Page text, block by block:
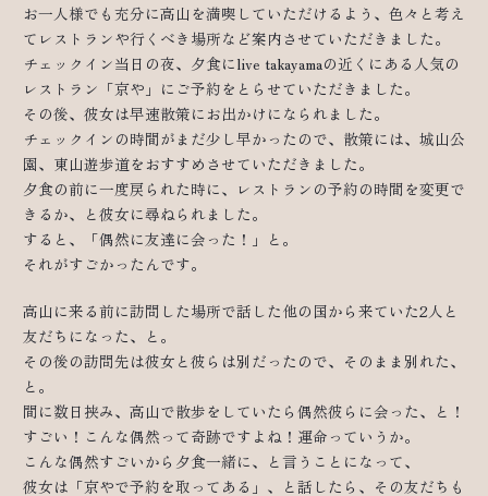
お一人様でも充分に高山を満喫していただけるよう、色々と考え
てレストランや行くべき場所など案内させていただきました。
チェックイン当日の夜、夕食にlive takayamaの近くにある人気の
レストラン「京や」にご予約をとらせていただきました。
その後、彼女は早速散策にお出かけになられました。
チェックインの時間がまだ少し早かったので、散策には、城山公
園、東山遊歩道をおすすめさせていただきました。
夕食の前に一度戻られた時に、レストランの予約の時間を変更で
きるか、と彼女に尋ねられました。
すると、「偶然に友達に会った！」と。
それがすごかったんです。
高山に来る前に訪問した場所で話した他の国から来ていた2人と
友だちになった、と。
その後の訪問先は彼女と彼らは別だったので、そのまま別れた、
と。
間に数日挟み、高山で散歩をしていたら偶然彼らに会った、と！
すごい！こんな偶然って奇跡ですよね！運命っていうか。
こんな偶然すごいから夕食一緒に、と言うことになって、
彼女は「京やで予約を取ってある」、と話したら、その友だちも